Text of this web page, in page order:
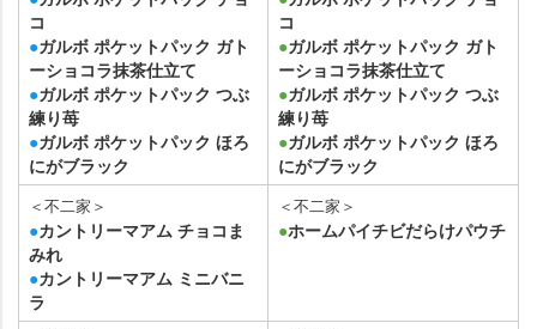
コ
●ガルボ ポケットパック ガト
ーショコラ抹茶仕立て
●ガルボ ポケットパック つぶ
練り苺
●ガルボ ポケットパック ほろ
にがブラック
コ
●ガルボ ポケットパック ガト
ーショコラ抹茶仕立て
●ガルボ ポケットパック つぶ
練り苺
●ガルボ ポケットパック ほろ
にがブラック
＜不二家＞
●カントリーマアム チョコま
みれ
●カントリーマアム ミニバニ
ラ
＜不二家＞
●ホームパイチビだらけパウチ